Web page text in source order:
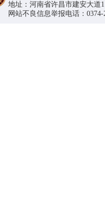
地址：河南省许昌市建安大道
网站不良信息举报电话：